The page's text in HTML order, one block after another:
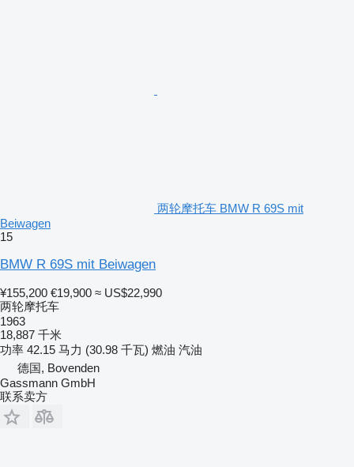
两轮摩托车 BMW R 69S mit
Beiwagen
15
BMW R 69S mit Beiwagen
¥155,200 €19,900 ≈ US$22,990
两轮摩托车
1963
18,887 千米
功率 42.15 马力 (30.98 千瓦) 燃油 汽油
德国, Bovenden
Gassmann GmbH
联系卖方